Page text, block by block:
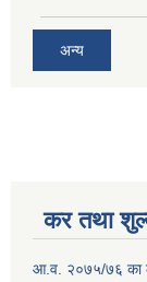
अन्य
कर तथा
आ.व. २०७५/७६ का